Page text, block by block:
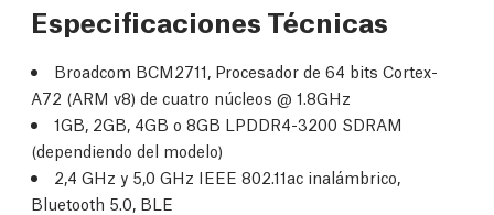
Especificaciones Técnicas
Broadcom BCM2711, Procesador de 64 bits Cortex-
A72 (ARM v8) de cuatro núcleos @ 1.8GHz
1GB, 2GB, 4GB o 8GB LPDDR4-3200 SDRAM
(dependiendo del modelo)
2,4 GHz y 5,0 GHz IEEE 802.11ac inalámbrico,
Bluetooth 5.0, BLE